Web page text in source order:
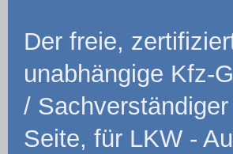
Der freie,
unabhängige Kfz-
/
Seite, für LKW -